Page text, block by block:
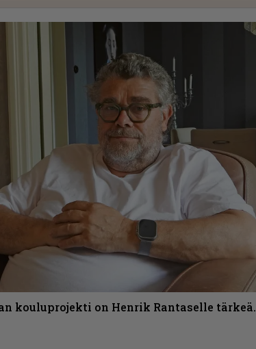
kouluprojekti on Henrik Rantaselle tärkeä.